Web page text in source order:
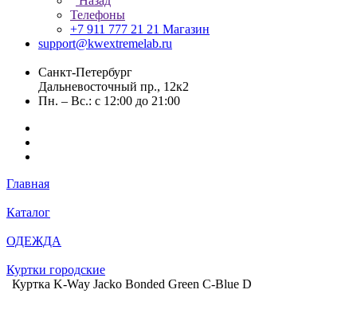
Телефоны
+7 911 777 21 21 Магазин
support@kwextremelab.ru
Санкт-Петербург
Дальневосточный пр., 12к2
Пн. – Вс.: с 12:00 до 21:00
Главная
Каталог
ОДЕЖДА
Куртки городские
Куртка K-Way Jacko Bonded Green C-Blue D